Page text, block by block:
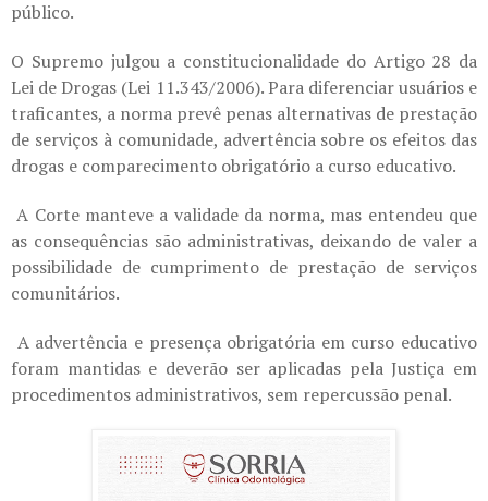
público.
O Supremo julgou a constitucionalidade do Artigo 28 da
Lei de Drogas (Lei 11.343/2006). Para diferenciar usuários e
traficantes, a norma prevê penas alternativas de prestação
de serviços à comunidade, advertência sobre os efeitos das
drogas e comparecimento obrigatório a curso educativo.
A Corte manteve a validade da norma, mas entendeu que
as consequências são administrativas, deixando de valer a
possibilidade de cumprimento de prestação de serviços
comunitários.
A advertência e presença obrigatória em curso educativo
foram mantidas e deverão ser aplicadas pela Justiça em
procedimentos administrativos, sem repercussão penal.